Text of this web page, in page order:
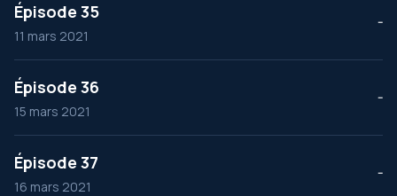
Épisode 35
11 mars 2021
--
Épisode 36
15 mars 2021
--
Épisode 37
16 mars 2021
--